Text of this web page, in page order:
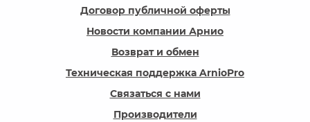
Договор публичной оферты
Новости компании Арнио
Возврат и обмен
Техническая поддержка ArnioPro
Связаться с нами
Производители